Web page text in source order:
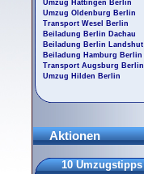
Umzug Hattingen Berlin
Umzug Oldenburg Berlin
Transport Wesel Berlin
Beiladung Berlin Dachau
Beiladung Berlin Landshut
Beiladung Hamburg Berlin
Transport Augsburg Berlin
Umzug Hilden Berlin
Aktionen
10 Umzugstipps